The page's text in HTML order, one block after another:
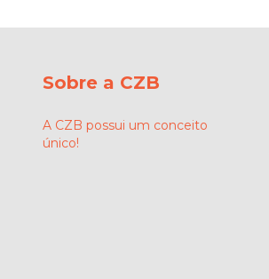
Sobre a CZB
A CZB possui um conceito
único!